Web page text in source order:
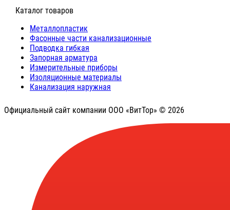
⠀Каталог товаров
Металлопластик
Фасонные части канализационные
Подводка гибкая
Запорная арматура
Измерительные приборы
Изоляционные материалы
Канализация наружная
Официальный сайт компании ООО «ВитТор» © 2026